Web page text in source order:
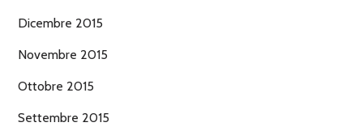
Dicembre 2015
Novembre 2015
Ottobre 2015
Settembre 2015